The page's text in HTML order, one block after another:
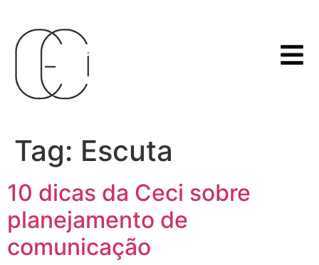
Tag: Escuta
10 dicas da Ceci sobre
planejamento de
comunicação